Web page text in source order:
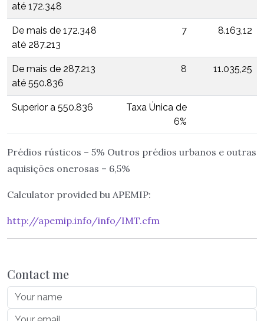
até 172.348
De mais de 172.348
até 287.213
7 8.163,12
De mais de 287.213
até 550.836
8 11.035,25
Superior a 550.836
Taxa Única de
6%
Prédios rústicos – 5% Outros prédios urbanos e outras
aquisições onerosas – 6,5%
Calculator provided bu APEMIP:
http://apemip.info/info/IMT.cfm
Contact me